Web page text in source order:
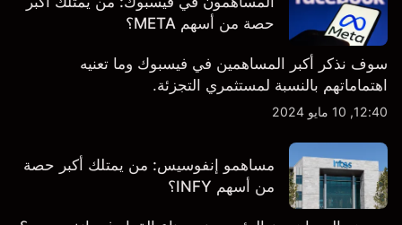
حصة من أسهم META؟
سوف نذكر أكبر المساهمين في فيسبوك وما تعنيه
اهتماماتهم بالنسبة لمستثمري التجزئة.
12:40, 10 مايو 2024
مساهمو إنفوسيس: من يمتلك أكبر حصة
من أسهم INFY؟